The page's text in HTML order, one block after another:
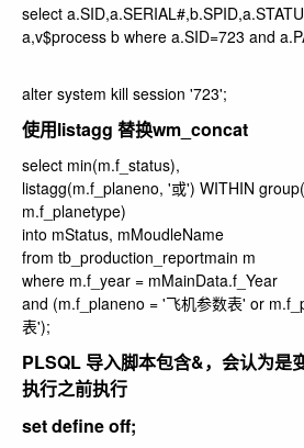
select
a,v$process b where a.SID=723 and
alter system kill session '723';
使用listagg 替换wm_concat
select min(m.f_status),
listagg(m.f_planeno, '或') WITHIN
m.f_planetype)
into mStatus, mMoudleName
from tb_production_reportmain m
where m.f_year = mMainData.f_Year
and (m.f_planeno = '飞机参数表' or
表');
PLSQL 导入脚本包含&，会认为是
执行之前执行
set define off;